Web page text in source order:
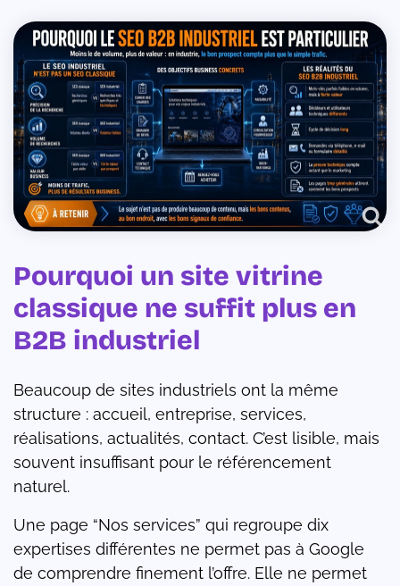
Pourquoi un site vitrine
classique ne suffit plus en
B2B industriel
Beaucoup de sites industriels ont la même
structure : accueil, entreprise, services,
réalisations, actualités, contact. C’est lisible, mais
souvent insuffisant pour le référencement
naturel.
Une page “Nos services” qui regroupe dix
expertises différentes ne permet pas à Google
de comprendre finement l’offre. Elle ne permet